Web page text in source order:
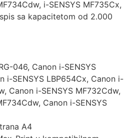
i-SENSYS MF735Cx,
sa kapacitetom od 2.000
046, Canon i-SENSYS
i-SENSYS LBP654Cx, Canon i-
Canon i-SENSYS MF732Cdw,
Canon i-SENSYS
A4